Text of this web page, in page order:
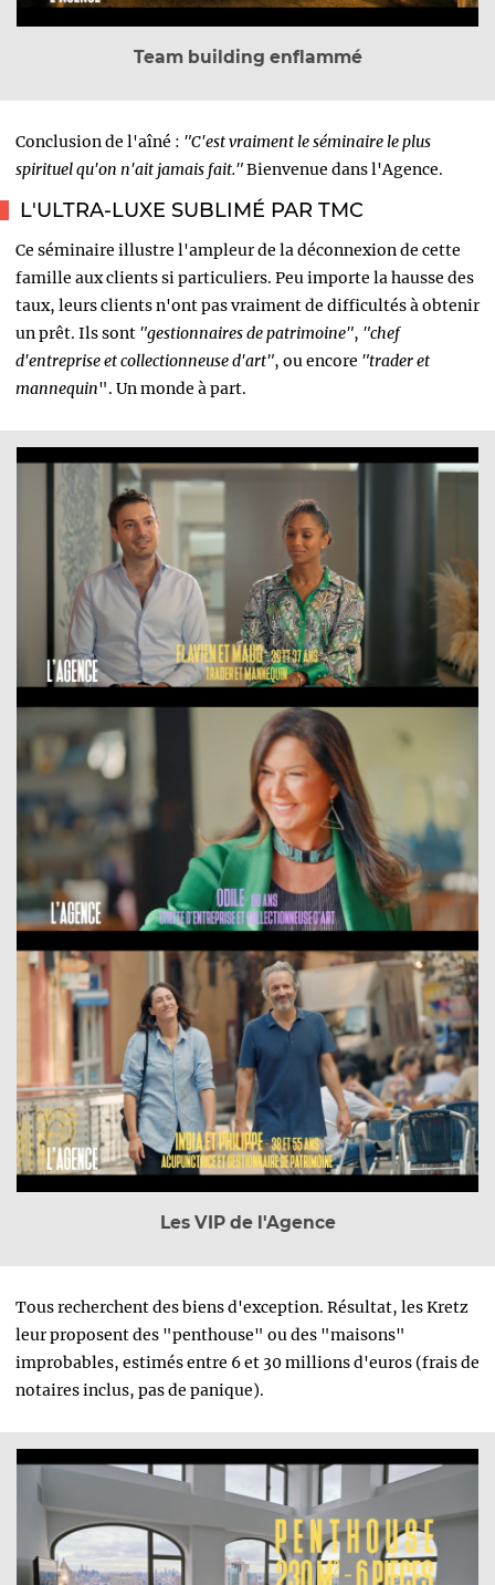
Team building enflammé
Conclusion de l'aîné : "C'est vraiment le séminaire le plus
spirituel qu'on n'ait jamais fait."Bienvenue dans l'Agence.
L'ULTRA-LUXE SUBLIMÉ PAR TMC
Ce séminaire illustre l'ampleur de la déconnexion de cette
famille aux clients si particuliers. Peu importe la hausse des
taux, leurs clients n'ont pas vraiment de difficultés à obtenir
un prêt. Ils sont "gestionnaires de patrimoine", "chef
d'entreprise et collectionneuse d'art", ou encore "trader et
mannequin". Un monde à part.
Les VIP de l'Agence
Tous recherchent des biens d'exception. Résultat, les Kretz
leur proposent des "penthouse" ou des "maisons"
improbables, estimés entre 6 et 30 millions d'euros (frais de
notaires inclus, pas de panique).